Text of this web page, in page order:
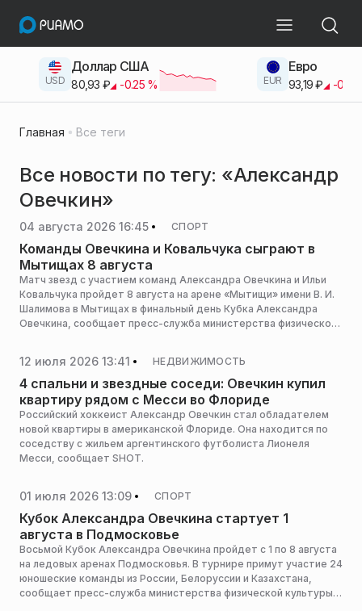
USD
Доллар США
80,93 ₽ -0.25% EUR
Евро
93,19 ₽ -0.42
Главная Все теги
Все новости по тегу: «Александр
Овечкин»
04 августа 2026 16:45 СПОРТ
Команды Овечкина и Ковальчука сыграют в
Мытищах 8 августа
Матч звезд с участием команд Александра Овечкина и Ильи
Ковальчука пройдет 8 августа на арене «Мытищи» имени В. И.
Шалимова в Мытищах в финальный день Кубка Александра
Овечкина, сообщает пресс-служба министерства физической
12 июля 2026 13:41 НЕДВИЖИМОСТЬ
4 спальни и звездные соседи: Овечкин купил
квартиру рядом с Месси во Флориде
Российский хоккеист Александр Овечкин стал обладателем
новой квартиры в американской Флориде. Она находится по
соседству с жильем аргентинского футболиста Лионеля
Месси, сообщает SHOT.
01 июля 2026 13:09 СПОРТ
Кубок Александра Овечкина стартует 1
августа в Подмосковье
Восьмой Кубок Александра Овечкина пройдет с 1 по 8 августа
на ледовых аренах Подмосковья. В турнире примут участие 24
юношеские команды из России, Белоруссии и Казахстана,
сообщает пресс-служба министерства физической культуры и